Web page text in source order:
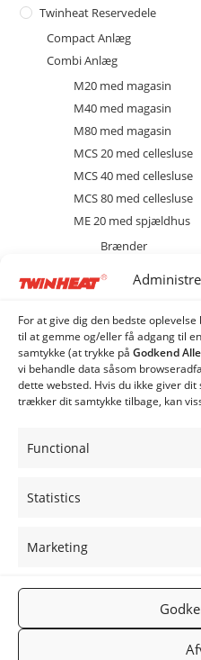
For at give dig den bedste
til at gemme og/eller få adgang til
samtykke (at trykke på Godkend Alle
vi behandle data såsom
dette websted. Hvis du ikke giver dit
trækker dit samtykke tilbage, kan
Functional
Statistics
Marketing
Twinheat Reservedele
Compact Anlæg
Combi Anlæg
M20 med magasin
M40 med magasin
M80 med magasin
MCS 20 med cellesluse
MCS 40 med cellesluse
MCS 80 med cellesluse
ME 20 med spjældhus
Brænder
EL
Kedel
Sprinkler
stoker
ME 40 med spjældhus
Industri Anlæg